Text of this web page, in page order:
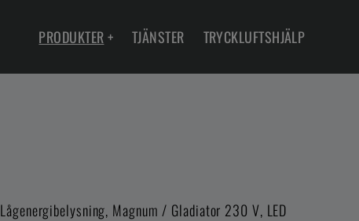
PRODUKTER+ TJÄNSTER TRYCKLUFTSHJÄLP
Lågenergibelysning, Magnum / Gladiator 230 V, LED